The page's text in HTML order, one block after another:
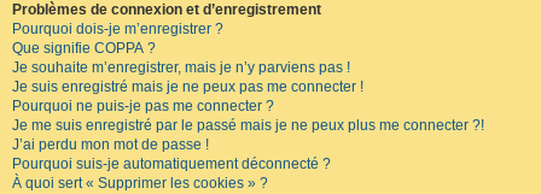
Problèmes de connexion et d’enregistrement
Pourquoi dois-je m’enregistrer ?
Que signifie COPPA ?
Je souhaite m’enregistrer, mais je n’y parviens pas !
Je suis enregistré mais je ne peux pas me connecter !
Pourquoi ne puis-je pas me connecter ?
Je me suis enregistré par le passé mais je ne peux plus me connecter ?!
J’ai perdu mon mot de passe !
Pourquoi suis-je automatiquement déconnecté ?
À quoi sert « Supprimer les cookies » ?